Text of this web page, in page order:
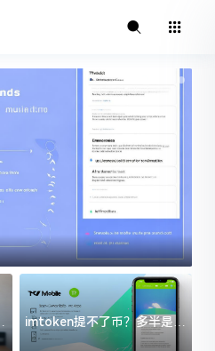
imtoken提不了币？多半是这
几件事没处理好